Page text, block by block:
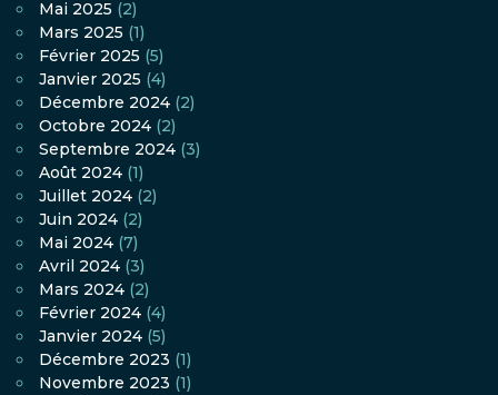
Mai 2025 (2)
Mars 2025 (1)
Février 2025 (5)
Janvier 2025 (4)
Décembre 2024 (2)
Octobre 2024 (2)
Septembre 2024 (3)
Août 2024 (1)
Juillet 2024 (2)
Juin 2024 (2)
Mai 2024 (7)
Avril 2024 (3)
Mars 2024 (2)
Février 2024 (4)
Janvier 2024 (5)
Décembre 2023 (1)
Novembre 2023 (1)